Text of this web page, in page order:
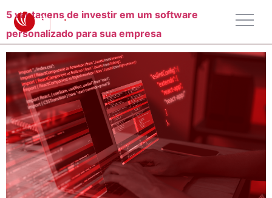
5 vantagens de investir em um software
personalizado para sua empresa